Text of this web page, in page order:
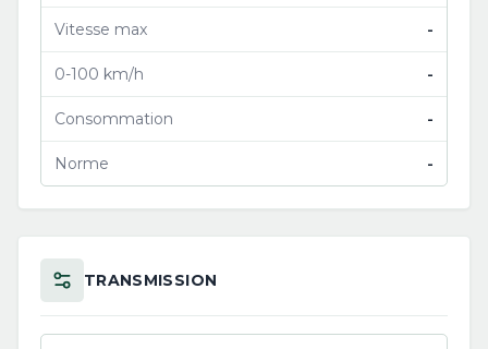
Vitesse max -
0-100 km/h -
Consommation -
Norme -
TRANSMISSION